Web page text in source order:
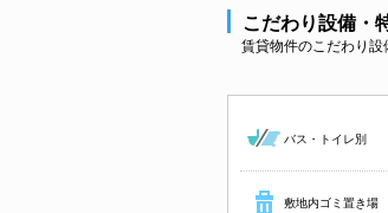
こだわり設備・
賃貸物件のこだわり設
バス・トイレ別
敷地内ゴミ置き場